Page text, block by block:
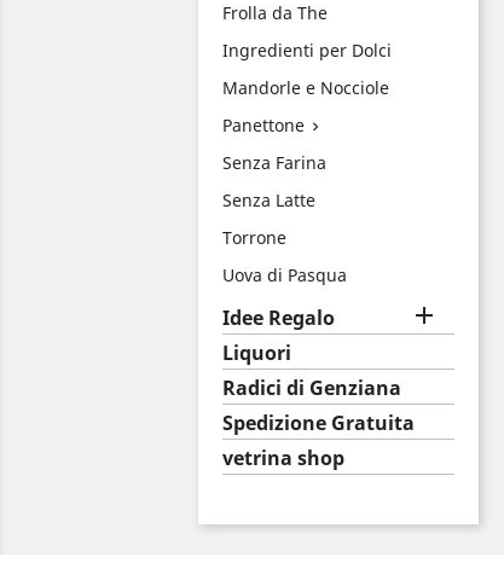
Frolla da The
Ingredienti per Dolci
Mandorle e Nocciole
Panettone 
Senza Farina
Senza Latte
Torrone
Uova di Pasqua
Idee Regalo 
Liquori
Radici di Genziana
Spedizione Gratuita
vetrina shop